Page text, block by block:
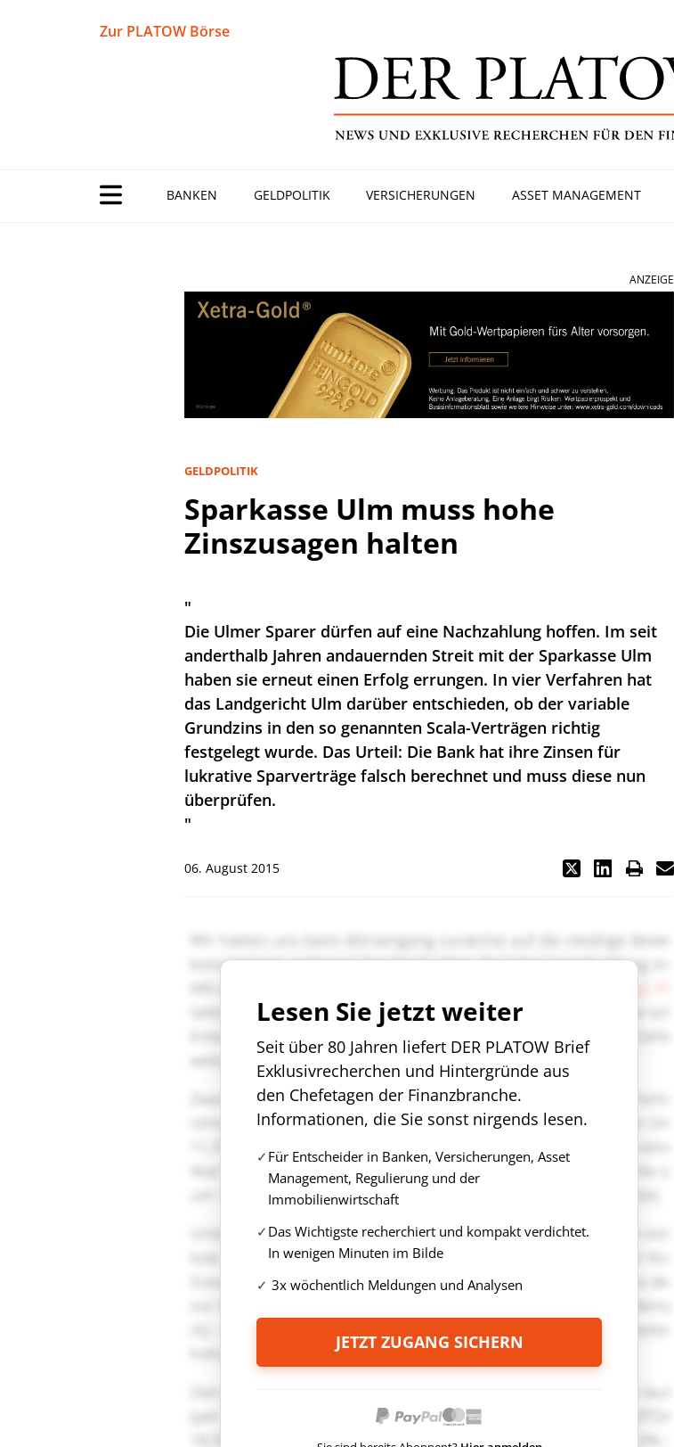
Zur PLATOW Börse
BANKEN GELDPOLITIK VERSICHERUNGEN ASSET MANAGEMENT
ANZEIGE
GELDPOLITIK
Sparkasse Ulm muss hohe
Zinszusagen halten
"
Die Ulmer Sparer dürfen auf eine Nachzahlung hoffen. Im seit
anderthalb Jahren andauernden Streit mit der Sparkasse Ulm
haben sie erneut einen Erfolg errungen. In vier Verfahren hat
das Landgericht Ulm darüber entschieden, ob der variable
Grundzins in den so genannten Scala-Verträgen richtig
festgelegt wurde. Das Urteil: Die Bank hat ihre Zinsen für
lukrative Sparverträge falsch berechnet und muss diese nun
überprüfen.
"
06. August 2015
Lesen Sie jetzt weiter
Seit über 80 Jahren liefert DER PLATOW Brief
Exklusivrecherchen und Hintergründe aus
den Chefetagen der Finanzbranche.
Informationen, die Sie sonst nirgends lesen.
Für Entscheider in Banken, Versicherungen, Asset
Management, Regulierung und der
Immobilienwirtschaft
Das Wichtigste recherchiert und kompakt verdichtet.
In wenigen Minuten im Bilde
3x wöchentlich Meldungen und Analysen
JETZT ZUGANG SICHERN